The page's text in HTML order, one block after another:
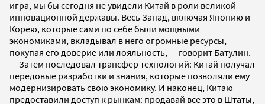
игра, мы бы сегодня не увидели Китай в роли великой
инновационной державы. Весь Запад, включая Японию и
Корею, которые сами по себе были мощными
экономиками, вкладывал в него огромные ресурсы,
покупая его доверие или лояльность, — говорит Батулин.
— Затем последовал трансфер технологий: Китай получал
передовые разработки и знания, которые позволяли ему
модернизировать свою экономику. И наконец, Китаю
предоставили доступ к рынкам: продавай все это в Штаты,